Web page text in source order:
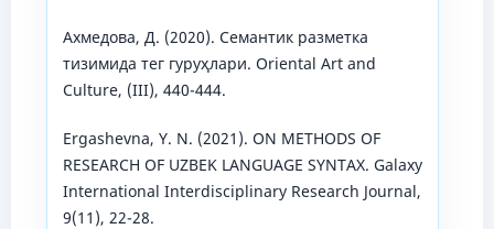
Ахмедова, Д. (2020). Семантик разметка
тизимида тег гуруҳлари. Oriental Art and
Culture, (III), 440-444.
Ergashevna, Y. N. (2021). ON METHODS OF
RESEARCH OF UZBEK LANGUAGE SYNTAX. Galaxy
International Interdisciplinary Research Journal,
9(11), 22-28.